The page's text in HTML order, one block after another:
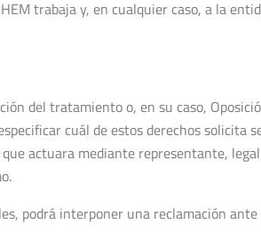
trabaja y, en cualquier caso, a la
del tratamiento o, en su caso,
cuál de estos derechos solicita
actuara mediante representante,
podrá interponer una reclamación